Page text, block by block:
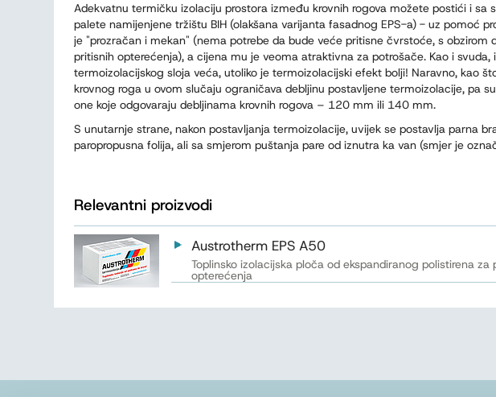
Adekvatnu termičku izolaciju prostora između krovnih rogova možete postići i sa
palete namijenjene tržištu BIH (olakšana varijanta fasadnog EPS-a) - uz pomoć
je "prozračan i mekan" (nema potrebe da bude veće pritisne čvrstoće, s obzirom
pritisnih opterećenja), a cijena mu je veoma atraktivna za potrošače. Kao i svuda,
termoizolacijskog sloja veća, utoliko je termoizolacijski efekt bolji! Naravno, kao
krovnog roga u ovom slučaju ograničava debljinu postavljene termoizolacije, pa
one koje odgovaraju debljinama krovnih rogova – 120 mm ili 140 mm.
S unutarnje strane, nakon postavljanja termoizolacije, uvijek se postavlja parna
paropropusna folija, ali sa smjerom puštanja pare od iznutra ka van (smjer je
Relevantni proizvodi
Austrotherm EPS A50
Toplinsko izolacijska ploča od ekspandiranog polistirena
opterećenja